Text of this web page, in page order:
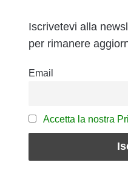
Iscrivetevi alla
per rimanere
Email
Accetta la nostra